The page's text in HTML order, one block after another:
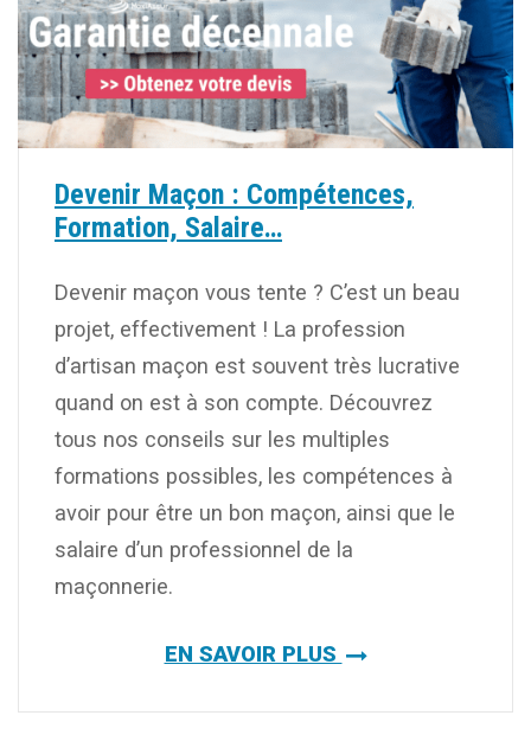
Devenir Maçon : Compétences,
Formation, Salaire…
Devenir maçon vous tente ? C’est un beau
projet, effectivement ! La profession
d’artisan maçon est souvent très lucrative
quand on est à son compte. Découvrez
tous nos conseils sur les multiples
formations possibles, les compétences à
avoir pour être un bon maçon, ainsi que le
salaire d’un professionnel de la
maçonnerie.
EN SAVOIR PLUS